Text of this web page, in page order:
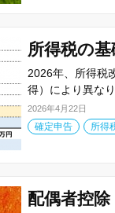
所得税の基
2026年、所得税
得）により異な
2026年4月22日
確定申告 所得
配偶者控